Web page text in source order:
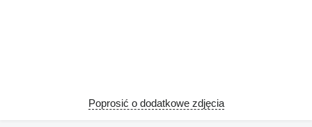
Poprosić o dodatkowe zdjęcia